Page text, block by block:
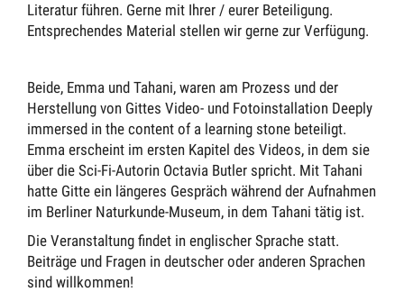
Literatur führen. Gerne mit Ihrer / eurer Beteiligung.
Entsprechendes Material stellen wir gerne zur Verfügung.
Beide, Emma und Tahani, waren am Prozess und der
Herstellung von Gittes Video- und Fotoinstallation Deeply
immersed in the content of a learning stone beteiligt.
Emma erscheint im ersten Kapitel des Videos, in dem sie
über die Sci-Fi-Autorin Octavia Butler spricht. Mit Tahani
hatte Gitte ein längeres Gespräch während der Aufnahmen
im Berliner Naturkunde-Museum, in dem Tahani tätig ist.
Die Veranstaltung findet in englischer Sprache statt.
Beiträge und Fragen in deutscher oder anderen Sprachen
sind willkommen!